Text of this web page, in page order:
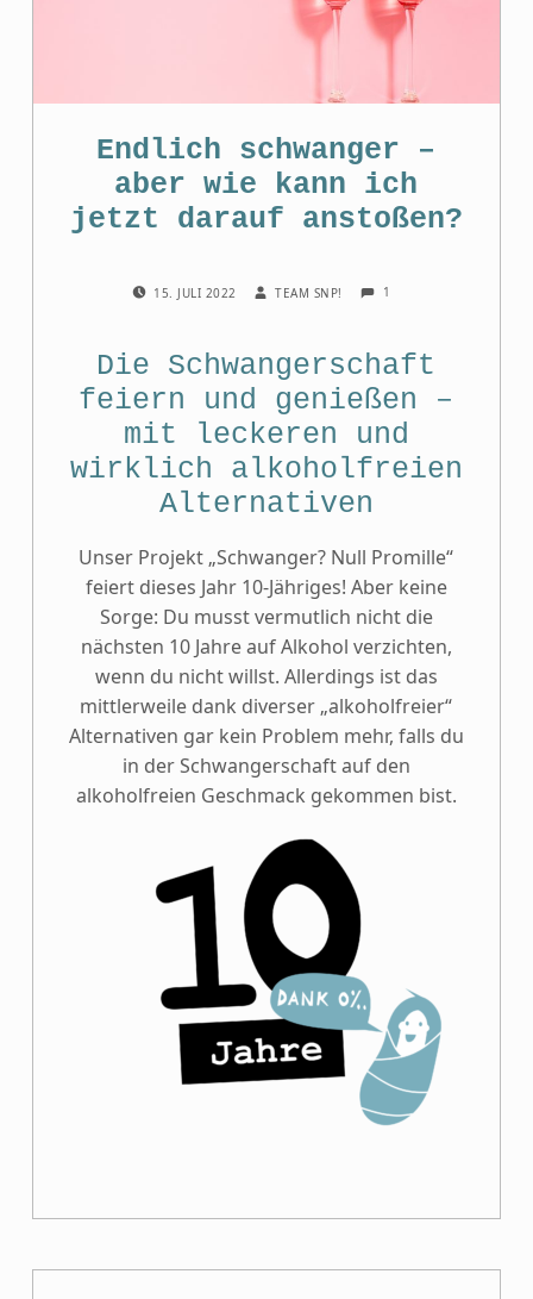
Endlich schwanger –
aber wie kann ich
jetzt darauf anstoßen?
15. JULI 2022 TEAM SNP! 1
Die Schwangerschaft
feiern und genießen –
mit leckeren und
wirklich alkoholfreien
Alternativen
Unser Projekt „Schwanger? Null Promille“
feiert dieses Jahr 10-Jähriges! Aber keine
Sorge: Du musst vermutlich nicht die
nächsten 10 Jahre auf Alkohol verzichten,
wenn du nicht willst. Allerdings ist das
mittlerweile dank diverser „alkoholfreier“
Alternativen gar kein Problem mehr, falls du
in der Schwangerschaft auf den
alkoholfreien Geschmack gekommen bist.